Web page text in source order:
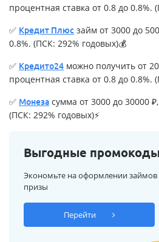
процентная ставка от 0.8 до 0.8%.
✅ Кредит Плюс займ от 3000 до
0.8%. (ПСК: 292% годовых)💰
✅ Кредито24 можно получить от
процентная ставка от 0.8 до 0.8%.
✅ Монеза сумма от 3000 до 30000
(ПСК: 292% годовых)⚡
Выгодные
Экономьте на оформлении
призы
Перейти